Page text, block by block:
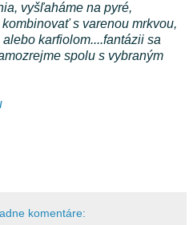
vyšľaháme na pyré,
s varenou mrkvou,
karfiolom....fantázii sa
spolu s vybraným
komentáre: